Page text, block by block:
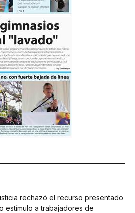
rechazó el recurso presentado
estímulo a trabajadores de